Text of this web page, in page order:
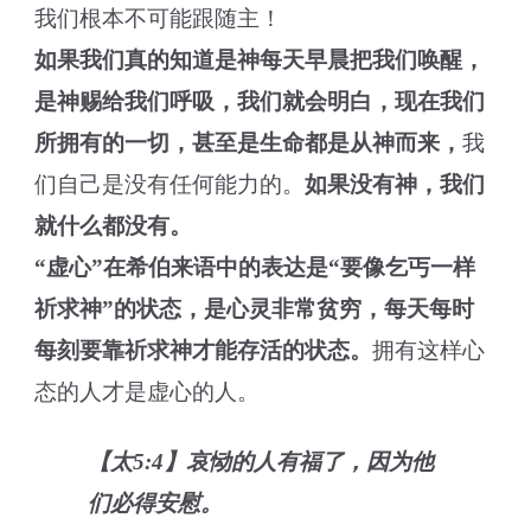
我们根本不可能跟随主！
如果我们真的知道是神每天早晨把我们唤醒，
是神赐给我们呼吸，我们就会明白，现在我们
所拥有的一切，甚至是生命都是从神而来，我
们自己是没有任何能力的。如果没有神，我们
就什么都没有。
“虚心”在希伯来语中的表达是“要像乞丐一样
祈求神”的状态，是心灵非常贫穷，每天每时
每刻要靠祈求神才能存活的状态。拥有这样心
态的人才是虚心的人。
【太5:4】哀恸的人有福了，因为他
们必得安慰。